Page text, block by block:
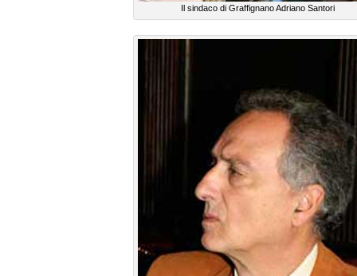
Il sindaco di Graffignano Adriano Santori